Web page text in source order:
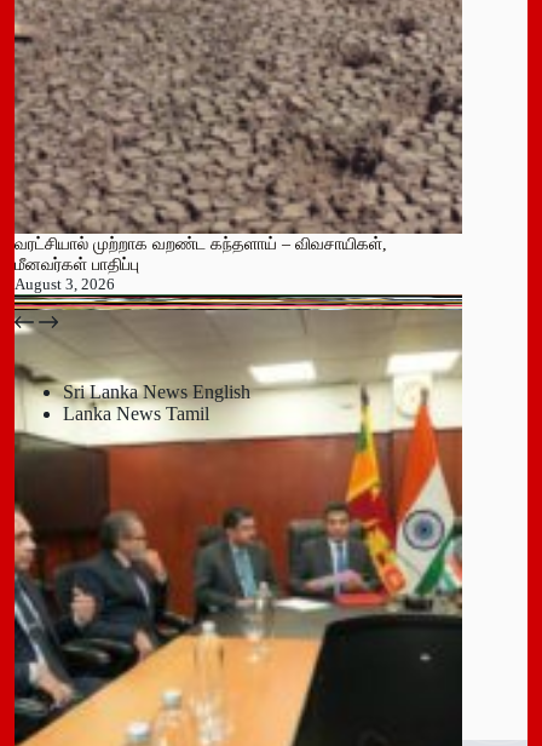
வரட்சியால் முற்றாக வறண்ட கந்தளாய் – விவசாயிகள்,
மீனவர்கள் பாதிப்பு
August 3, 2026
பதுளை மாநகர சபையின் NPP உறுப்பினர் திடீர் ராஜினாமா!
July 14, 2026
Sri Lanka News English
Lanka News Tamil
Leave a Reply
You must be
logged into post a comment.